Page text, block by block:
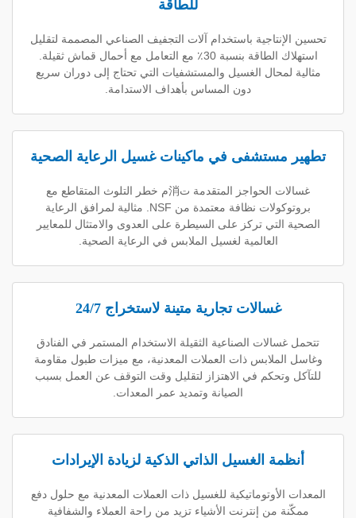
باستخدام آلات التجفيف الصناعي المصممة لتقليل
استهلاك الطاقة بنسبة 30٪ مع التعامل مع أحمال قماش ثقيلة.
الغسيل والمستشفيات التي تحتاج إلى دوران سريع
دون المساس بأهداف الاستدامة.
في ماكينات غسيل الرعاية الصحية
غسالات الحواجز المتقدمة ت消م خطر التلوث المتقاطع مع
بروتوكولات نظافة معتمدة من NSF. مثالية لمرافق الرعاية
تركز على السيطرة على العدوى والامتثال للمعايير
العالمية لغسيل الملابس في الرعاية الصحية.
غسالات تجارية متينة لاستخراج 24/7
الصناعية الثقيلة الاستخدام المستمر في الفنادق
ذات العملات المعدنية، مع ميزات طبول مقاومة
في الاهتزاز لتقليل وقت التوقف عن العمل بسبب
الصيانة وتمديد عمر المعدات.
الغسيل الذاتي الذكية لزيادة الإيرادات
للغسيل ذات العملات المعدنية مع حلول دفع
إنترنت الأشياء تزيد من راحة العملاء والشفافية